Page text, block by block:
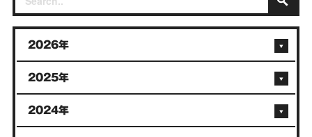
2026年
2025年
2024年